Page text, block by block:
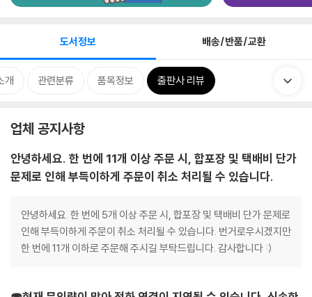
도서정보 배송/반품/교환
개 관련분류 품목정보 출판사 리뷰
업체 공지사항
안녕하세요. 한 번에 11개 이상 주문 시, 합포장 및 택배비 단가
문제로 인해 부득이하게 주문이 취소 처리될 수 있습니다.
안녕하세요. 한 번에 5개 이상 주문 시, 합포장 및 택배비 단가 문제로
인해 부득이하게 주문이 취소 처리될 수 있습니다. 번거로우시겠지만
한 번에 11개 이하로 주문해 주시길 부탁드립니다. 감사합니다 :)